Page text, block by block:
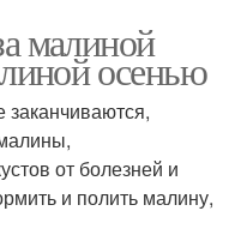
малиной
осенью
от болезней и
и полить малину,